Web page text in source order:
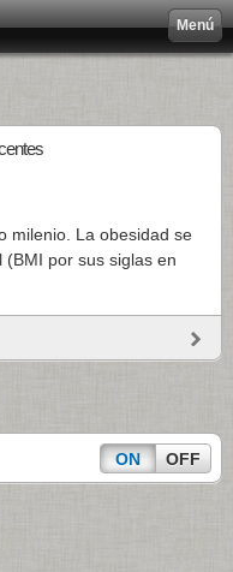
Menú
milenio. La obesidad se
por sus siglas en
ON OFF